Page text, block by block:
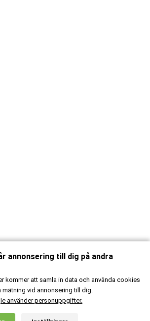
annonsering till dig på andra
kommer att samla in data och använda cookies
vid annonsering till dig.
använder personuppgifter.